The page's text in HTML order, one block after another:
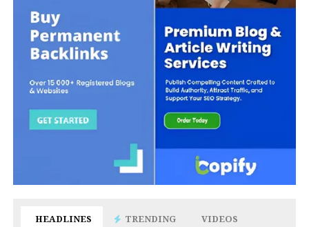
HEADLINES TRENDING VIDEOS